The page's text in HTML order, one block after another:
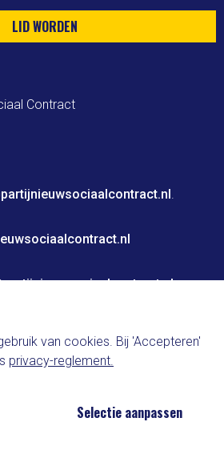
LID WORDEN
Contract
.
van cookies. Bij 'Accepteren'
privacy-reglement.
Selectie aanpassen